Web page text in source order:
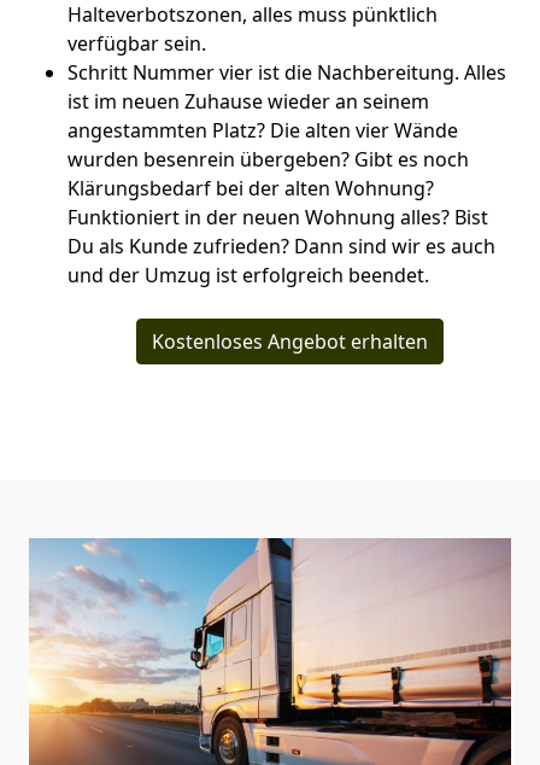
Halteverbotszonen, alles muss pünktlich
verfügbar sein.
Schritt Nummer vier ist die Nachbereitung. Alles
ist im neuen Zuhause wieder an seinem
angestammten Platz? Die alten vier Wände
wurden besenrein übergeben? Gibt es noch
Klärungsbedarf bei der alten Wohnung?
Funktioniert in der neuen Wohnung alles? Bist
Du als Kunde zufrieden? Dann sind wir es auch
und der Umzug ist erfolgreich beendet.
Kostenloses Angebot erhalten